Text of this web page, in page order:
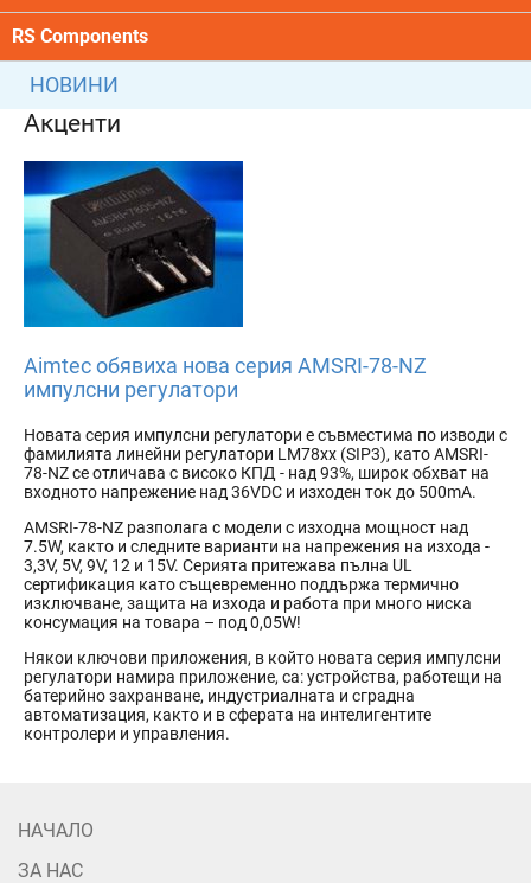
RS Components
НОВИНИ
Акценти
Aimtec обявиха нова серия AMSRI-78-NZ
импулсни регулатори
Новата серия импулсни регулатори е съвместима по изводи с
фамилията линейни регулатори LM78xx (SIP3), като AMSRI-
78-NZ се отличава с високо КПД - над 93%, широк обхват на
входното напрежение над 36VDC и изходен ток до 500mA.
AMSRI-78-NZ разполага с модели с изходна мощност над
7.5W, както и следните варианти на напрежения на изхода -
3,3V, 5V, 9V, 12 и 15V. Серията притежава пълна UL
сертификация като същевременно поддържа термично
изключване, защита на изхода и работа при много ниска
консумация на товара – под 0,05W!
Някои ключови приложения, в който новата серия импулсни
регулатори намира приложение, са: устройства, работещи на
батерийно захранване, индустриалната и сградна
автоматизация, както и в сферата на интелигентите
контролери и управления.
НАЧАЛО
ЗА НАС